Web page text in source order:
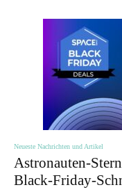
Neueste Nachrichten und Artikel
Astronauten-
Black-Friday-